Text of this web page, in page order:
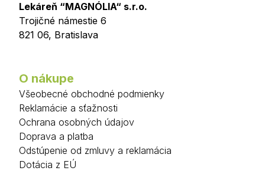
Lekáreň “MAGNÓLIA“ s.r.o.
Trojičné námestie 6
821 06, Bratislava
O nákupe
Všeobecné obchodné podmienky
Reklamácie a sťažnosti
Ochrana osobných údajov
Doprava a platba
Odstúpenie od zmluvy a reklamácia
Dotácia z EÚ